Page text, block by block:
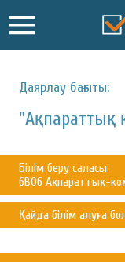
Даярлау бағыты:
"Ақпараттық
Білім беру саласы:
6B06 Ақпараттық-
Қайда білім алуға